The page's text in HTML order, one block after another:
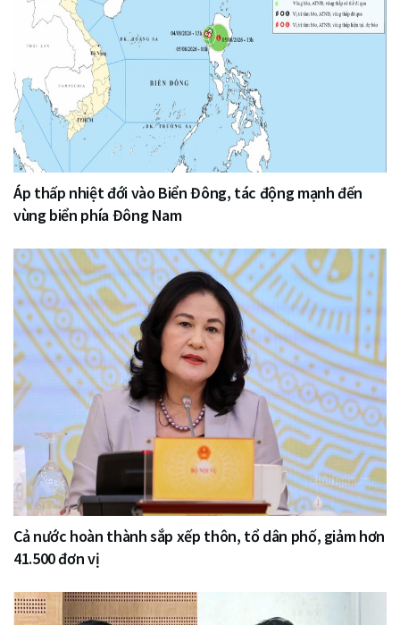
Áp thấp nhiệt đới vào Biển Đông, tác động mạnh đến
vùng biển phía Đông Nam
Cả nước hoàn thành sắp xếp thôn, tổ dân phố, giảm hơn
41.500 đơn vị